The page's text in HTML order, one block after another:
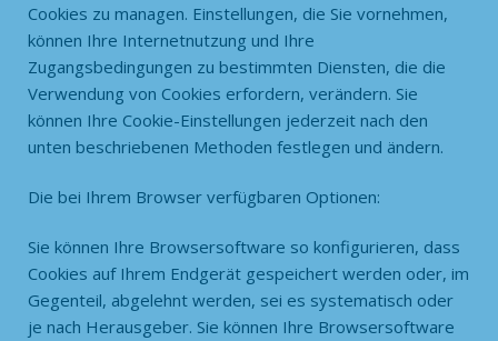
Cookies zu managen. Einstellungen, die Sie vornehmen,
können Ihre Internetnutzung und Ihre
Zugangsbedingungen zu bestimmten Diensten, die die
Verwendung von Cookies erfordern, verändern. Sie
können Ihre Cookie-Einstellungen jederzeit nach den
unten beschriebenen Methoden festlegen und ändern.
Die bei Ihrem Browser verfügbaren Optionen:
Sie können Ihre Browsersoftware so konfigurieren, dass
Cookies auf Ihrem Endgerät gespeichert werden oder, im
Gegenteil, abgelehnt werden, sei es systematisch oder
je nach Herausgeber. Sie können Ihre Browsersoftware